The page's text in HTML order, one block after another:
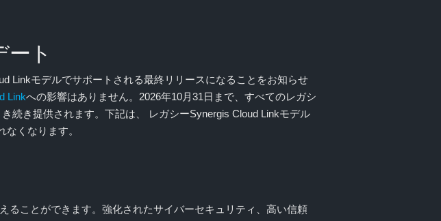
ト
Linkモデルでサポートされる最終リリースになることをお知らせ
Linkへの影響はありません。2026年10月31日まで、すべてのレガシ
続き提供されます。下記は、 レガシーSynergis Cloud Linkモデル
くなります。
ることができます。強化されたサイバーセキュリティ、高い信頼